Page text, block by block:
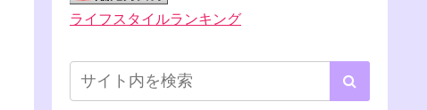
ライフスタイルランキング